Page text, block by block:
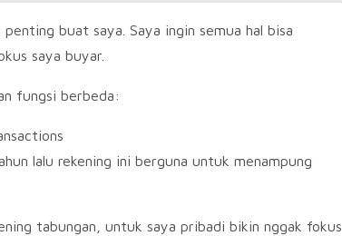
buat saya. Saya ingin semua hal bisa
saya buyar.
fungsi berbeda:
lalu rekening ini berguna untuk menampung
tabungan, untuk saya pribadi bikin nggak fokus